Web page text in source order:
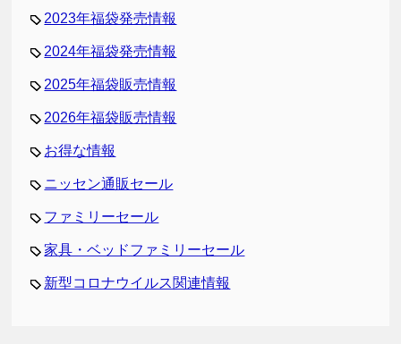
2023年福袋発売情報
2024年福袋発売情報
2025年福袋販売情報
2026年福袋販売情報
お得な情報
ニッセン通販セール
ファミリーセール
家具・ベッドファミリーセール
新型コロナウイルス関連情報